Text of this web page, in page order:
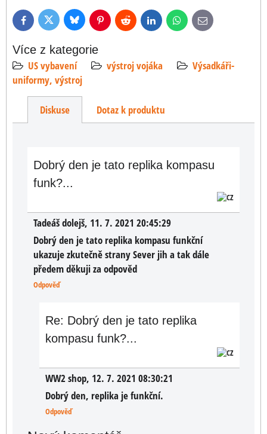
FacebookTwitter BlueskyPinterestReddit LinkedInWhatsApp
E-
mail
Více z kategorie
US vybavení
výstroj vojáka
Výsadkáři-
uniformy, výstroj
Diskuse Dotaz k produktu
Dobrý den je tato replika kompasu
funk?...
Tadeáš dolejš, 11. 7. 2021 20:45:29
Dobrý den je tato replika kompasu funkční
ukazuje zkutečně strany Sever jih a tak dále
předem děkuji za odpověd
Odpověď
Re: Dobrý den je tato replika
kompasu funk?...
WW2 shop, 12. 7. 2021 08:30:21
Dobrý den, replika je funkční.
Odpověď